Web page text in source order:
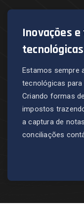
Inovações
tecnológicas
Estamos sempre
tecnológicas
Criando formas
impostos
a captura de
conciliações